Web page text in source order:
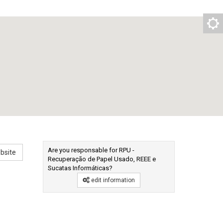
Are you responsable for RPU -
Recuperação de Papel Usado, REEE e
Sucatas Informáticas?
edit information